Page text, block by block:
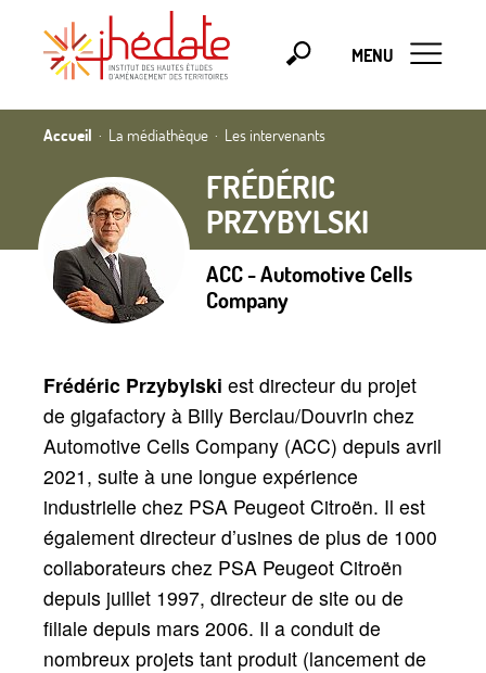
MENU
Accueil La médiathèque Les intervenants
FRÉDÉRIC
PRZYBYLSKI
ACC - Automotive Cells
Company
Frédéric Przybylski est directeur du projet
de gigafactory à Billy Berclau/Douvrin chez
Automotive Cells Company (ACC) depuis avril
2021, suite à une longue expérience
industrielle chez PSA Peugeot Citroën. Il est
également directeur d’usines de plus de 1000
collaborateurs chez PSA Peugeot Citroën
depuis juillet 1997, directeur de site ou de
filiale depuis mars 2006. Il a conduit de
nombreux projets tant produit (lancement de